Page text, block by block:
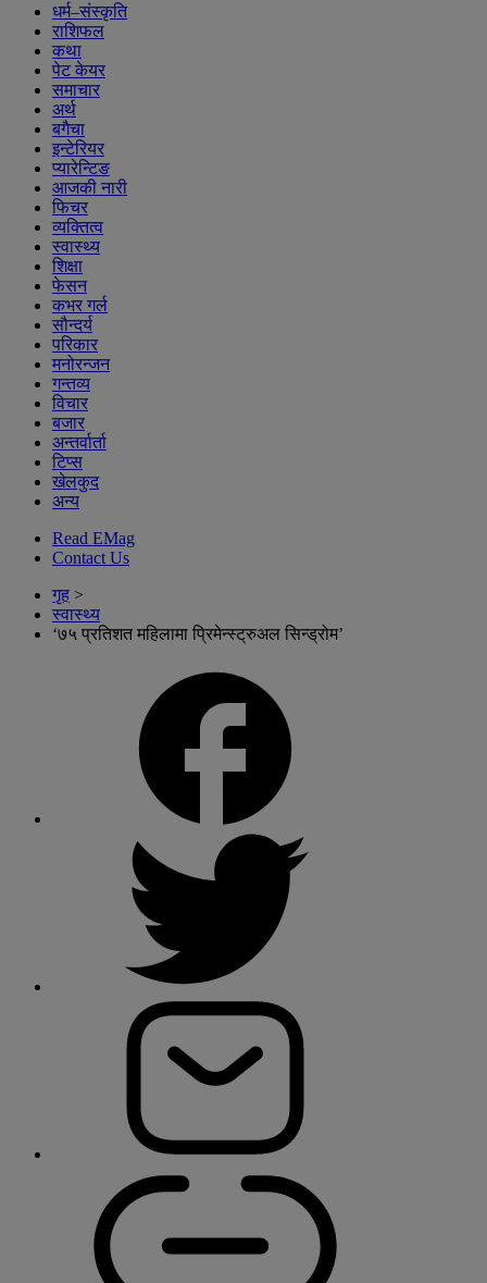
धर्म–संस्कृति
राशिफल
कथा
पेट केयर
समाचार
अर्थ
बगैचा
इन्टेरियर
प्यारेन्टिङ
आजकी नारी
फिचर
व्यक्तित्व
स्वास्थ्य
शिक्षा
फेसन
कभर गर्ल
सौन्दर्य
परिकार
मनोरन्जन
गन्तव्य
विचार
बजार
अन्तर्वार्ता
टिप्स
खेलकुद
अन्य
Read EMag
Contact Us
गृह >
स्वास्थ्य
‘७५ प्रतिशत महिलामा प्रिमेन्स्ट्रुअल सिन्ड्रोम’